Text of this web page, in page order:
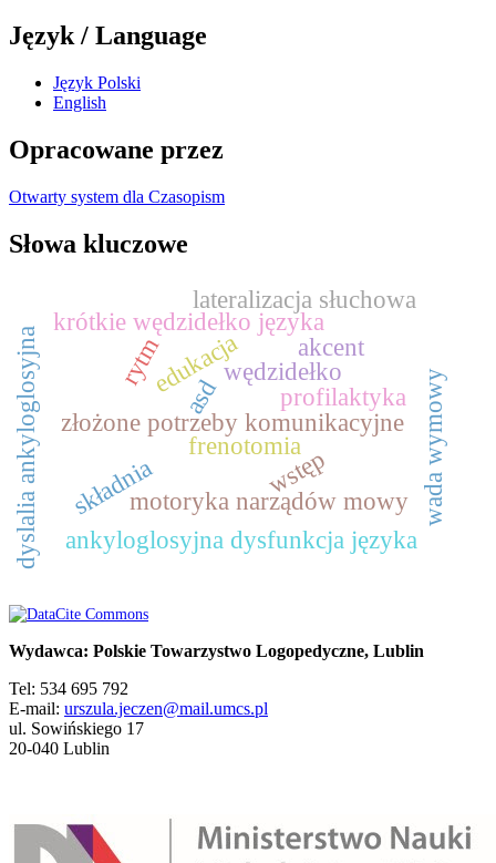
Język / Language
Język Polski
English
Opracowane przez
Otwarty system dla Czasopism
Słowa kluczowe
wstęp
złożone potrzeby komunikacyjne
edukacja
asd
krótkie wędzidełko języka
motoryka narządów mowy
ankyloglosyjna dysfunkcja języka
wada wymowy
dyslalia ankyloglosyjna profilaktyka
wędzidełko
frenotomia
akcent
lateralizacja słuchowa
rytm
składnia
Wydawca: Polskie Towarzystwo Logopedyczne, Lublin
Tel: 534 695 792
E-mail: urszula.jeczen@mail.umcs.pl
ul. Sowińskiego 17
20-040 Lublin